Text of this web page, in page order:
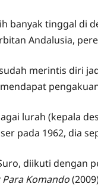
banyak tinggal di
Andalusia,
merintis diri
lurah (kepala
pada 1962, dia
diikuti dengan
Komando